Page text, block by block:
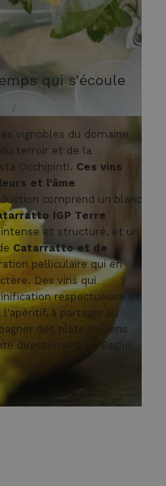
qui s'écoule
vignobles du domaine
terroir et de la
Occhipinti. Ces vins
et l'âme
comprend un blanc
IGP Terre
et structuré, et un
Catarratto et de
pelliculaire qui en
Des vins qui
respectueuse et
à partager au
des plats siciliens
directement au Baglio.